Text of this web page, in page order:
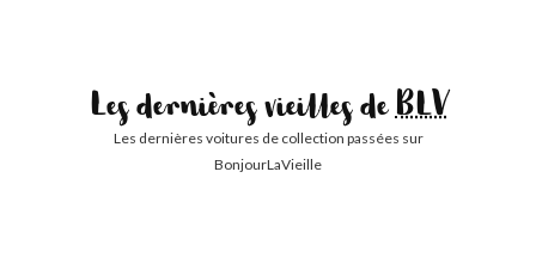
Les dernières vieilles deBLV
Les dernières voitures de collection passées sur
BonjourLaVieille